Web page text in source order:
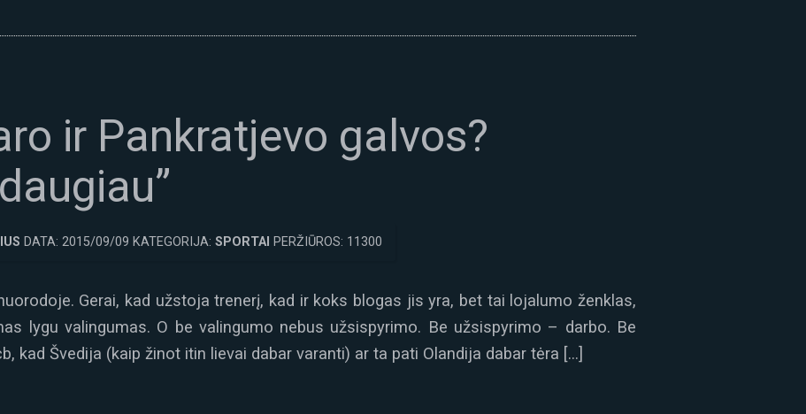
ir Pankratjevo galvos?
DATA: 2015/09/09 KATEGORIJA: SPORTAI PERŽIŪROS: 11300
Gerai, kad užstoja trenerį, kad ir koks blogas jis yra, bet tai lojalumo ženklas,
lygu valingumas. O be valingumo nebus užsispyrimo. Be užsispyrimo – darbo. Be
kad Švedija (kaip žinot itin lievai dabar varanti) ar ta pati Olandija dabar tėra […]